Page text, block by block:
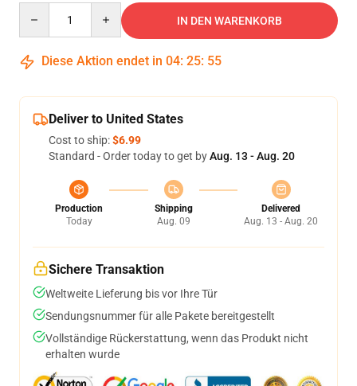
IN DEN WARENKORB
Diese Aktion endet in 04: 25: 54
Deliver to United States
Cost to ship:$6.99
Standard - Order today to get byAug. 13 - Aug. 20
Production
Today
Shipping
Aug. 09
Delivered
Aug. 13 - Aug. 20
Sichere Transaktion
Weltweite Lieferung bis vor Ihre Tür
Sendungsnummer für alle Pakete bereitgestellt
Vollständige Rückerstattung, wenn das Produkt nicht
erhalten wurde